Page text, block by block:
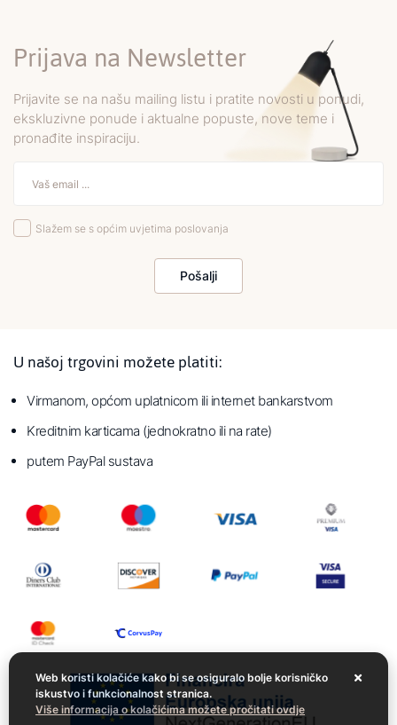
Prijava na Newsletter
Prijavite se na našu mailing listu i pratite novosti u ponudi,
ekskluzivne ponude i aktualne popuste, nove teme i
pronađite inspiraciju.
Slažem se s općim uvjetima poslovanja
Pošalji
U našoj trgovini možete platiti:
Virmanom, općom uplatnicom ili internet bankarstvom
Kreditnim karticama (jednokratno ili na rate)
putem PayPal sustava
Web koristi kolačiće kako bi se osiguralo bolje korisničko
iskustvo i funkcionalnost stranica.
Više informacija o kolačićima možete pročitati ovdje